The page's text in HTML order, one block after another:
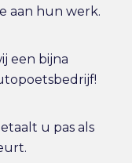
aan hun werk.
een bijna
u pas als